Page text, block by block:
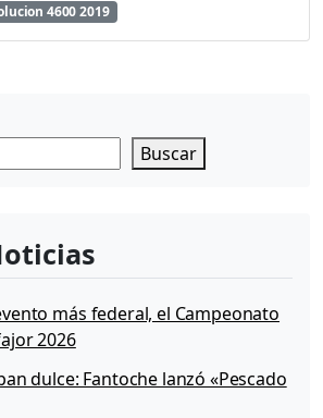
4600 2019
Buscar
más federal, el Campeonato
2026
dulce: Fantoche lanzó «Pescado